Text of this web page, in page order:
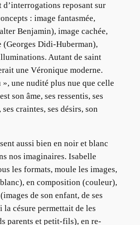
d’interrogations reposant sur
: image fantasmée,
Benjamin), image cachée,
(Georges Didi-Huberman),
Autant de saint
une Véronique moderne.
», une nudité plus nue que celle
son âme, ses ressentis, ses
ses craintes, ses désirs, son
aussi bien en noir et blanc
nos imaginaires. Isabelle
les formats, moule les images,
en composition (couleur),
de son enfant, de ses
la césure permettait de les
parents et petit-fils), en re-